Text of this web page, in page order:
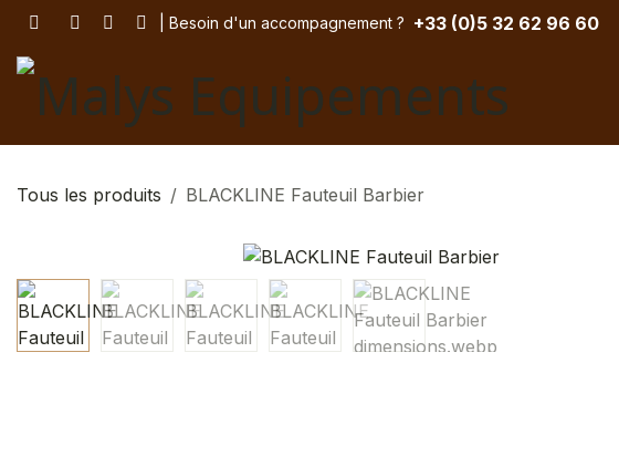
Se rendre au contenu| Besoin d'un accompagnement ? ​ +33 (0)5 32 62 96 60
Tous les produits BLACKLINE Fauteuil Barbier